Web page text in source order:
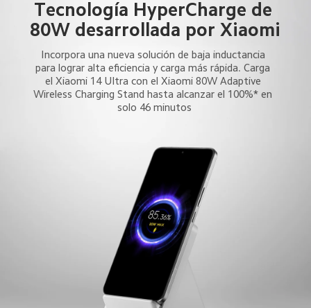
Tecnología HyperCharge de
80W desarrollada por Xiaomi
Incorpora una nueva solución de baja inductancia
para lograr alta eficiencia y carga más rápida. Carga
el Xiaomi 14 Ultra con el Xiaomi 80W Adaptive
Wireless Charging Stand hasta alcanzar el 100%* en
solo 46 minutos